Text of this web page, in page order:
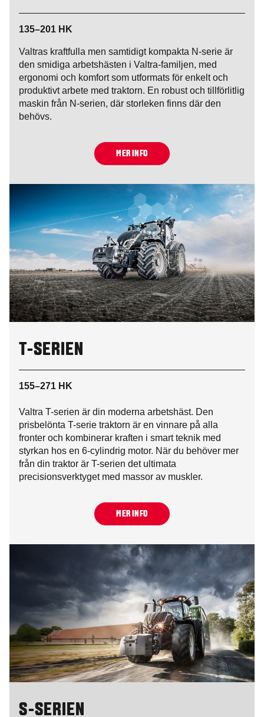
135–201 HK
Valtras kraftfulla men samtidigt kompakta N-serie är
den smidiga arbetshästen i Valtra-familjen, med
ergonomi och komfort som utformats för enkelt och
produktivt arbete med traktorn. En robust och tillförlitlig
maskin från N-serien, där storleken finns där den
behövs.
MER INFO
T-SERIEN
155–271 HK
Valtra T-serien är din moderna arbetshäst. Den
prisbelönta T-serie traktorn är en vinnare på alla
fronter och kombinerar kraften i smart teknik med
styrkan hos en 6-cylindrig motor. När du behöver mer
från din traktor är T-serien det ultimata
precisionsverktyget med massor av muskler.
MER INFO
S-SERIEN